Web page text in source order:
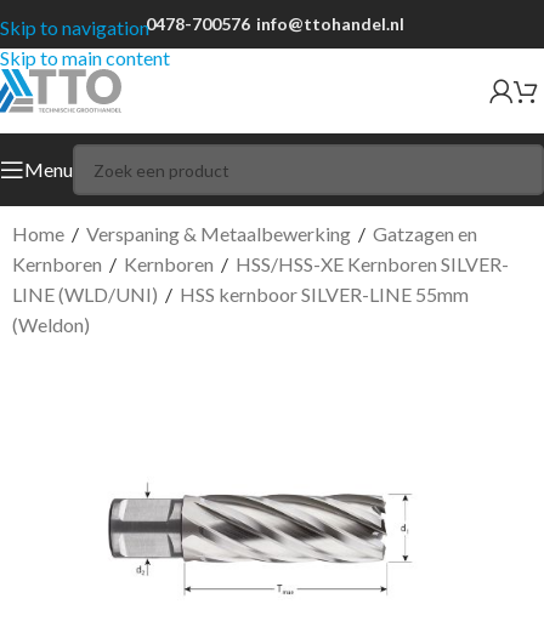
Skip to navigation
Skip to main content
0478-700576 info@ttohandel.nl
Menu
Home / Verspaning & Metaalbewerking / Gatzagen en
Kernboren / Kernboren / HSS/HSS-XE Kernboren SILVER-
LINE (WLD/UNI) / HSS kernboor SILVER-LINE 55mm
(Weldon)